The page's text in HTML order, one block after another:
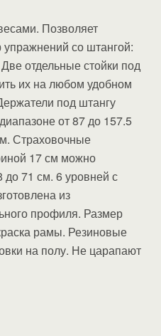
Позволяет
со штангой:
отдельные стойки под
их на любом удобном
под штангу
от 87 до 157.5
Страховочные
17 см можно
до 71 см. 6 уровней с
из
профиля. Размер
рамы. Резиновые
на полу. Не царапают